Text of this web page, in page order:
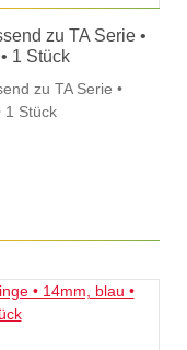
1 Stück
1 Stück